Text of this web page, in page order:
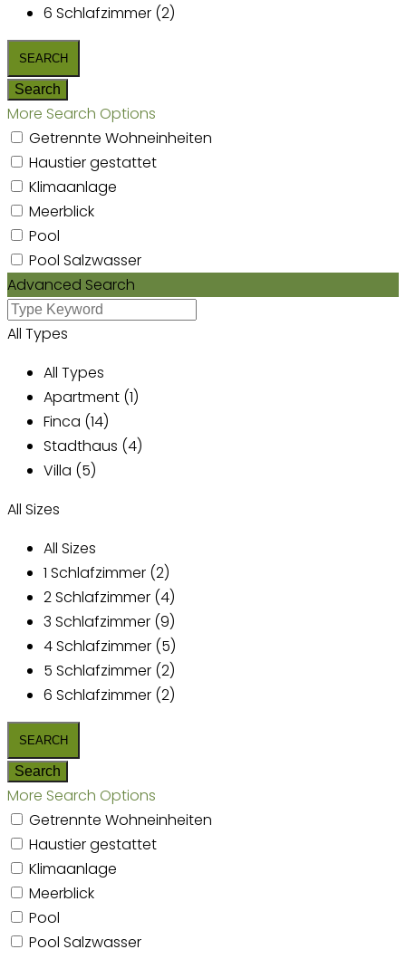
6 Schlafzimmer (2)
More Search Options
Getrennte Wohneinheiten
Haustier gestattet
Klimaanlage
Meerblick
Pool
Pool Salzwasser
Advanced Search
All Types
All Types
Apartment (1)
Finca (14)
Stadthaus (4)
Villa (5)
All Sizes
All Sizes
1 Schlafzimmer (2)
2 Schlafzimmer (4)
3 Schlafzimmer (9)
4 Schlafzimmer (5)
5 Schlafzimmer (2)
6 Schlafzimmer (2)
More Search Options
Getrennte Wohneinheiten
Haustier gestattet
Klimaanlage
Meerblick
Pool
Pool Salzwasser